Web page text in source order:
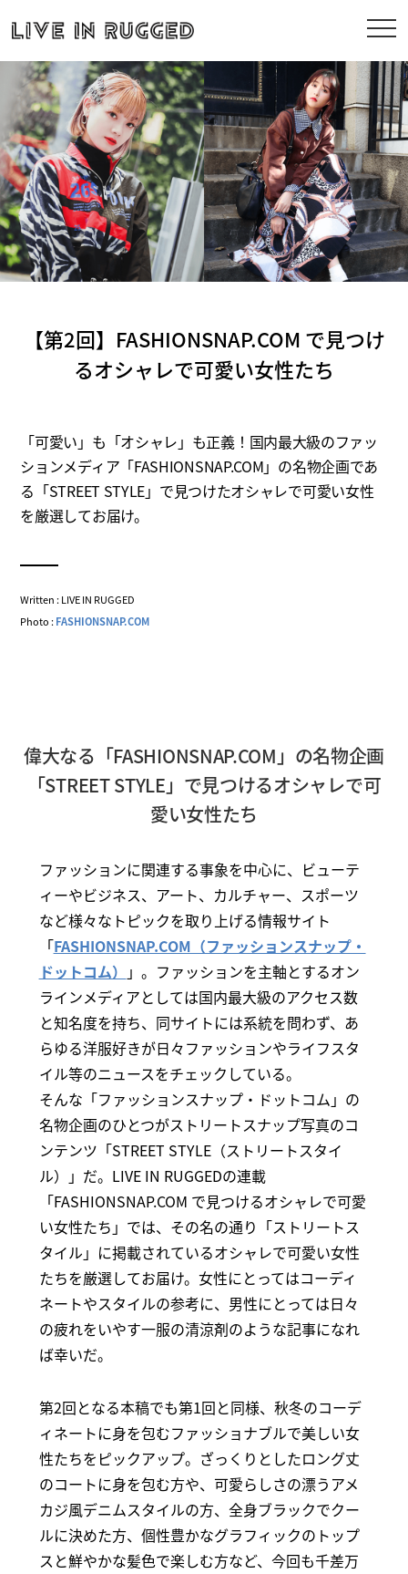
【第2回】FASHIONSNAP.COM で見つけ
るオシャレで可愛い女性たち
「可愛い」も「オシャレ」も正義！国内最大級のファッ
ションメディア「FASHIONSNAP.COM」の名物企画であ
る「STREET STYLE」で見つけたオシャレで可愛い女性
を厳選してお届け。
Written : LIVE IN RUGGED
Photo :FASHIONSNAP.COM
偉大なる「FASHIONSNAP.COM」の名物企画
「STREET STYLE」で見つけるオシャレで可
愛い女性たち
ファッションに関連する事象を中心に、ビューテ
ィーやビジネス、アート、カルチャー、スポーツ
など様々なトピックを取り上げる情報サイト
「FASHIONSNAP.COM（ファッションスナップ・
ドットコム） 」。ファッションを主軸とするオン
ラインメディアとしては国内最大級のアクセス数
と知名度を持ち、同サイトには系統を問わず、あ
らゆる洋服好きが日々ファッションやライフスタ
イル等のニュースをチェックしている。
そんな「ファッションスナップ・ドットコム」の
名物企画のひとつがストリートスナップ写真のコ
ンテンツ「STREET STYLE（ストリートスタイ
ル）」だ。LIVE IN RUGGEDの連載
「FASHIONSNAP.COM で見つけるオシャレで可愛
い女性たち」では、その名の通り「ストリートス
タイル」に掲載されているオシャレで可愛い女性
たちを厳選してお届け。女性にとってはコーディ
ネートやスタイルの参考に、男性にとっては日々
の疲れをいやす一服の清涼剤のような記事になれ
ば幸いだ。
第2回となる本稿でも第1回と同様、秋冬のコーデ
ィネートに身を包むファッショナブルで美しい女
性たちをピックアップ。ざっくりとしたロング丈
のコートに身を包む方や、可愛らしさの漂うアメ
カジ風デニムスタイルの方、全身ブラックでクー
ルに決めた方、個性豊かなグラフィックのトップ
スと鮮やかな髪色で楽しむ方など、今回も千差万